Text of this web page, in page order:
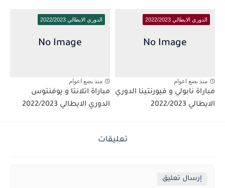
الدوري الايطالي 2022/2023
منذ بضع اعوام
مباراة نابولي و فيورنتينا الدوري
الايطالي 2022/2023
الدوري الايطالي 2022/2023
منذ بضع اعوام
مباراة اتلانتا و يوفنتوس
الدوري الايطالي 2022/2023
تعليقات
إرسال تعليق